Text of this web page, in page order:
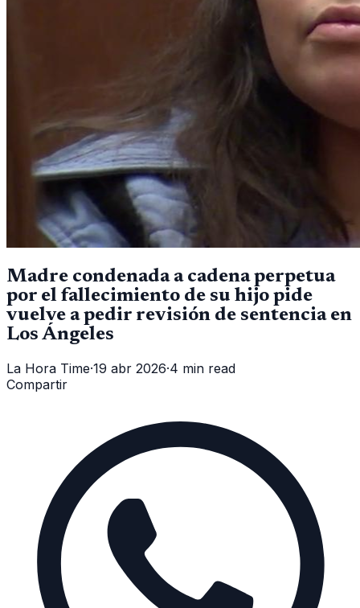
Madre condenada a cadena perpetua
por el fallecimiento de su hijo pide
vuelve a pedir revisión de sentencia en
Los Ángeles
La Hora Time·19 abr 2026·4 min read
Compartir